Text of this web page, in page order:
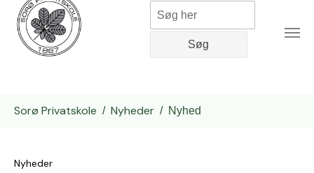
Sorø Privatskole Nyheder Nyhed
Nyheder